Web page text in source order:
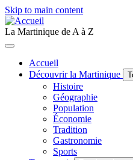
Skip to main content
La Martinique de A à Z
Accueil
Découvrir la Martinique
Histoire
Géographie
Population
Économie
Tradition
Gastronomie
Sports